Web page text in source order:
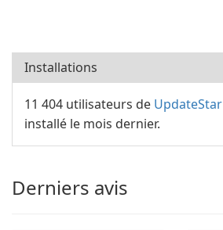
Installations
11 404 utilisateurs de UpdateStar
installé le mois dernier.
Derniers avis